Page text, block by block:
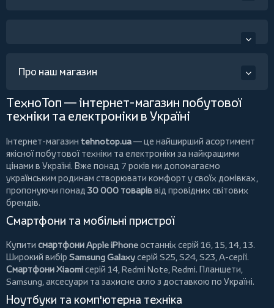
Про наш магазин
ТехноТоп — інтернет-магазин побутової
техніки та електроніки в Україні
Інтернет-магазин tehnotop.ua— це найширший асортимент
якісної побутової техніки та електроніки за найкращими
цінами в Україні. Вже понад 7 років ми допомагаємо
українським родинам створювати комфорт у своїх домівках,
пропонуючи понад 30 000 товаріввід провідних світових
брендів.
Смартфони та мобільні пристрої
Купити смартфони Apple iPhoneостанніх серій 16, 15, 14, 13.
Широкий вибір Samsung Galaxyсерій S25, S24, S23, A-серії.
Смартфони Xiaomiсерій 14, Redmi Note, Redmi. Планшети,
Samsung, аксесуари тазахисне скло з доставкою по Україні.
Ноутбуки та комп'ютерна техніка